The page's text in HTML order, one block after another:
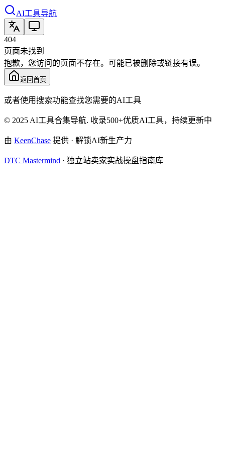
AI工具导航
404
页面未找到
抱歉，您访问的页面不存在。可能已被删除或链接有误。
返回首页
或者使用搜索功能查找您需要的AI工具
© 2025 AI工具合集导航. 收录500+优质AI工具，持续更新中
由 KeenChase 提供 · 解锁AI新生产力
DTC Mastermind · 独立站卖家实战操盘指南库